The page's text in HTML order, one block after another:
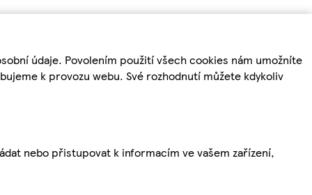
údaje. Povolením použití všech cookies nám umožníte
k provozu webu. Své rozhodnutí můžete kdykoliv
nebo přistupovat k informacím ve vašem zařízení,